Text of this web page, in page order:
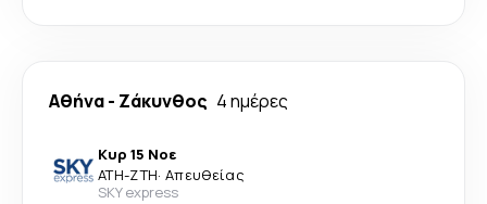
Αθήνα- Ζάκυνθος 4 ημέρες
Κυρ 15 Νοε
ATH-ZTH· Απευθείας
SKY express